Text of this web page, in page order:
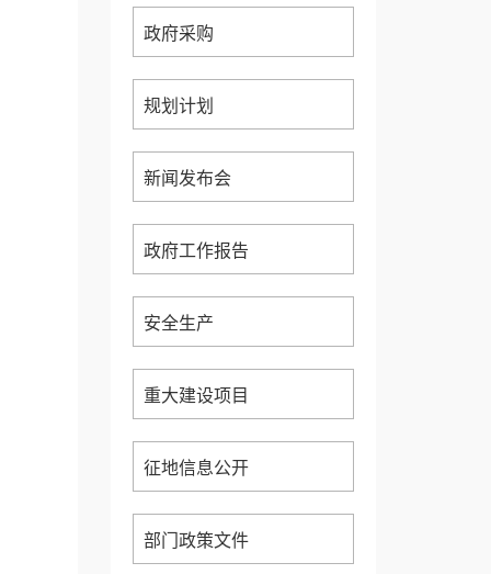
政府采购
规划计划
新闻发布会
政府工作报告
安全生产
重大建设项目
征地信息公开
部门政策文件